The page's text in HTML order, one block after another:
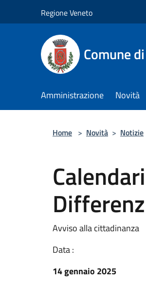
Regione Veneto
Comune
Amministrazione Novità
Home > Novità > Notizie
Avviso alla cittadinanza
Data :
14 gennaio 2025